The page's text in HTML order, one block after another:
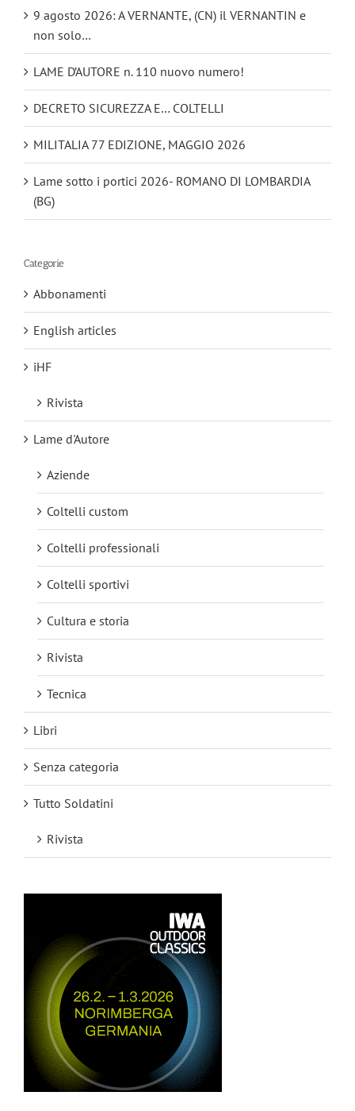
9 agosto 2026: A VERNANTE, (CN) il VERNANTIN e
non solo…
LAME D’AUTORE n. 110 nuovo numero!
DECRETO SICUREZZA E… COLTELLI
MILITALIA 77 EDIZIONE, MAGGIO 2026
Lame sotto i portici 2026- ROMANO DI LOMBARDIA
(BG)
Categorie
Abbonamenti
English articles
iHF
Rivista
Lame d'Autore
Aziende
Coltelli custom
Coltelli professionali
Coltelli sportivi
Cultura e storia
Rivista
Tecnica
Libri
Senza categoria
Tutto Soldatini
Rivista